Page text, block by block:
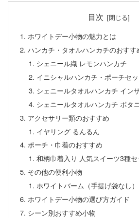
目次
ホワイトデー小物の魅力とは
ハンカチ・タオルハンカチのおすす
シェニール織 レモンハンカチ
イニシャルハンカチ・ポーチセ
シェニールタオルハンカチ イン
シェニールタオルハンカチ ボタ
アクセサリー類のおすすめ
イヤリング るんるん
ポーチ・巾着のおすすめ
和柄巾着入り 人気スイーツ3種セ
その他の便利小物
ホワイトバーム（手提げ袋なし）
ホワイトデー小物の選び方ガイド
シーン別おすすめ小物